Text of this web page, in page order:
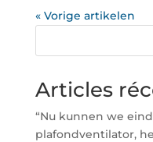
« Vorige artikelen
Articles
“Nu kunnen we
plafondventilator,